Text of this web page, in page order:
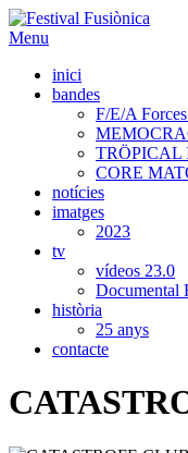
Menu
inici
bandes
F/E/A
TRÖPICAL
CORE
notícies
imatges
2023
tv
vídeos 23.0
Documental
història
25 anys
contacte